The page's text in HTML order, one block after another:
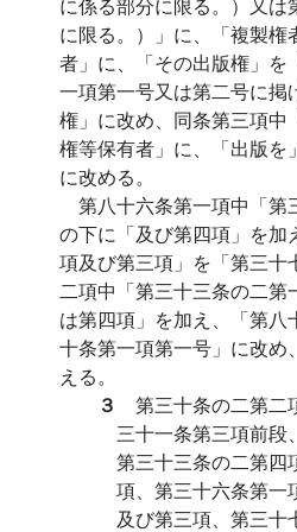
に限る。）」に、「複製
者」に、「その出版権」を
一項第一号又は第二号に掲
権」に改め、同条第三項中
権等保有者」に、「出版を
に改める。
第八十六条第一項中「第
の下に「及び第四項」を加
項及び第三項」を「第三十
二項中「第三十三条の二第
は第四項」を加え、「第八
十条第一項第一号」に改め
える。
３ 第三十条の二第二
三十一条第三項前段
第三十三条の二第四
項、第三十六条第一
及び第三項、第三十